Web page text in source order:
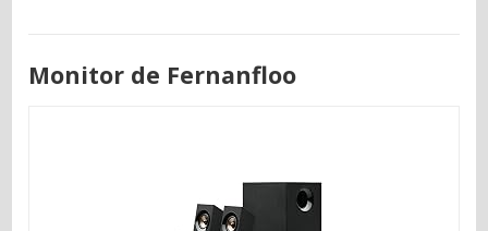
Monitor de Fernanfloo